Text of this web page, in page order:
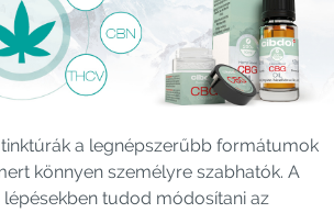
a legnépszerűbb formátumok
könnyen személyre szabhatók. A
tudod módosítani az